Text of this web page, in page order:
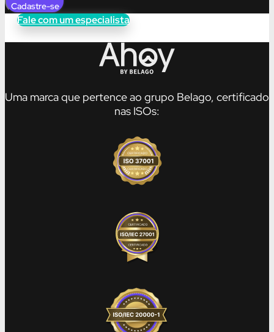
Cadastre-se
Fale com um especialista
Uma marca que pertence ao grupo Belago, certificado
nas ISOs: